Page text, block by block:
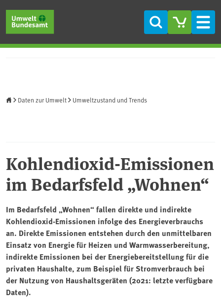
Suche
Daten zur Umwelt Umweltzustand und Trends
Kohlendioxid-Emissionen
im Bedarfsfeld „Wohnen“
Im Bedarfsfeld „Wohnen“ fallen direkte und indirekte
Kohlendioxid-Emissionen infolge des Energieverbrauchs
an. Direkte Emissionen entstehen durch den unmittelbaren
Einsatz von Energie für Heizen und Warmwasserbereitung,
indirekte Emissionen bei der Energiebereitstellung für die
privaten Haushalte, zum Beispiel für Stromverbrauch bei
der Nutzung von Haushaltsgeräten (2021: letzte verfügbare
Daten).